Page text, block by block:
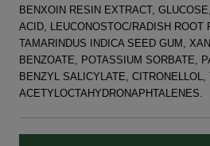
BENXOIN RESIN EXTRACT,
ACID, LEUCONOSTOC/RADISH ROOT
TAMARINDUS INDICA SEED GUM,
BENZOATE, POTASSIUM SORBATE,
BENZYL SALICYLATE, CITRONELLOL,
ACETYLOCTAHYDRONAPHTALENES.